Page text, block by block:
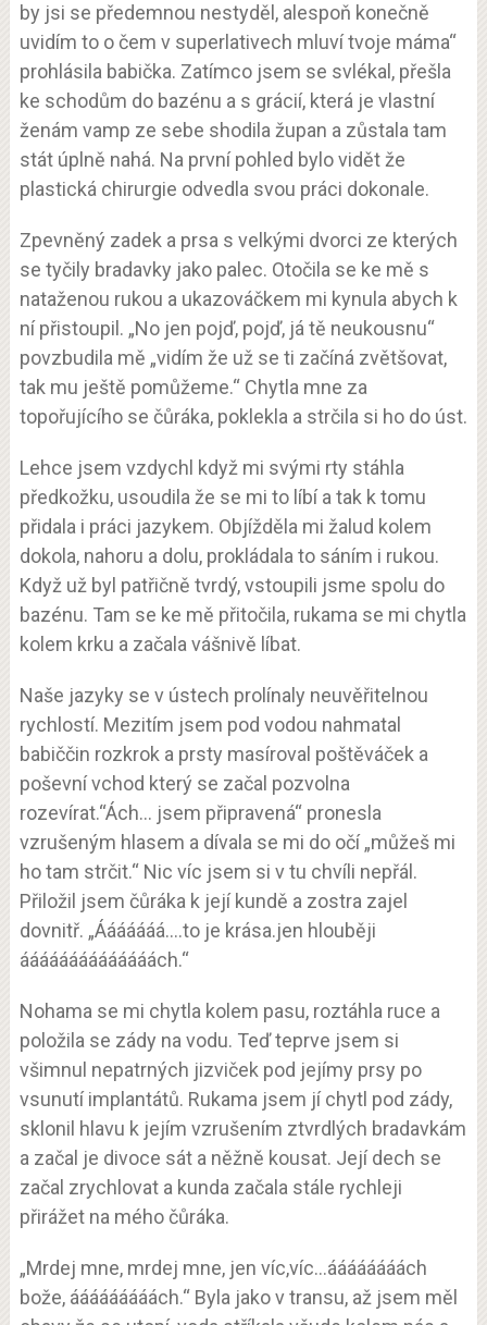
by jsi se předemnou nestyděl, alespoň konečně
uvidím to o čem v superlativech mluví tvoje máma“
prohlásila babička. Zatímco jsem se svlékal, přešla
ke schodům do bazénu a s grácií, která je vlastní
ženám vamp ze sebe shodila župan a zůstala tam
stát úplně nahá. Na první pohled bylo vidět že
plastická chirurgie odvedla svou práci dokonale.
Zpevněný zadek a prsa s velkými dvorci ze kterých
se tyčily bradavky jako palec. Otočila se ke mě s
nataženou rukou a ukazováčkem mi kynula abych k
ní přistoupil. „No jen pojď, pojď, já tě neukousnu“
povzbudila mě „vidím že už se ti začíná zvětšovat,
tak mu ještě pomůžeme.“ Chytla mne za
topořujícího se čůráka, poklekla a strčila si ho do úst.
Lehce jsem vzdychl když mi svými rty stáhla
předkožku, usoudila že se mi to líbí a tak k tomu
přidala i práci jazykem. Objížděla mi žalud kolem
dokola, nahoru a dolu, prokládala to sáním i rukou.
Když už byl patřičně tvrdý, vstoupili jsme spolu do
bazénu. Tam se ke mě přitočila, rukama se mi chytla
kolem krku a začala vášnivě líbat.
Naše jazyky se v ústech prolínaly neuvěřitelnou
rychlostí. Mezitím jsem pod vodou nahmatal
babiččin rozkrok a prsty masíroval poštěváček a
poševní vchod který se začal pozvolna
rozevírat.“Ách… jsem připravená“ pronesla
vzrušeným hlasem a dívala se mi do očí „můžeš mi
ho tam strčit.“ Nic víc jsem si v tu chvíli nepřál.
Přiložil jsem čůráka k její kundě a zostra zajel
dovnitř. „Ááááááá….to je krása.jen hlouběji
áááááááááááááách.“
Nohama se mi chytla kolem pasu, roztáhla ruce a
položila se zády na vodu. Teď teprve jsem si
všimnul nepatrných jizviček pod jejímy prsy po
vsunutí implantátů. Rukama jsem jí chytl pod zády,
sklonil hlavu k jejím vzrušením ztvrdlých bradavkám
a začal je divoce sát a něžně kousat. Její dech se
začal zrychlovat a kunda začala stále rychleji
přirážet na mého čůráka.
„Mrdej mne, mrdej mne, jen víc,víc…áááááááách
bože, ááááááááách.“ Byla jako v transu, až jsem měl